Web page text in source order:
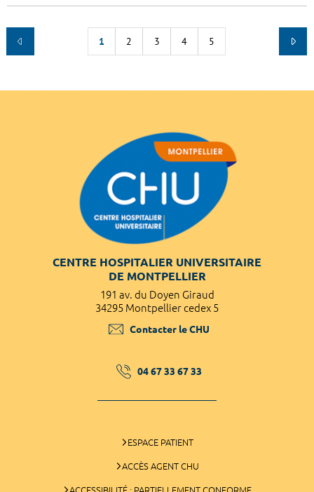
1 2 3 4 5
CENTRE HOSPITALIER UNIVERSITAIRE
DE MONTPELLIER
191 av. du Doyen Giraud
34295 Montpellier cedex 5
Contacter le CHU
04 67 33 67 33
ESPACE PATIENT
ACCÈS AGENT CHU
ACCESSIBILITÉ : PARTIELLEMENT CONFORME